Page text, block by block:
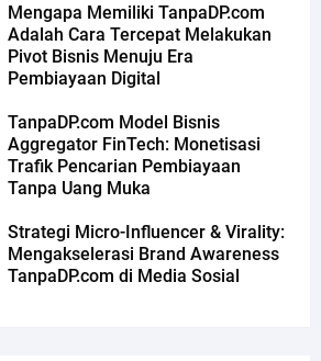
Mengapa Memiliki TanpaDP.com
Adalah Cara Tercepat Melakukan
Pivot Bisnis Menuju Era
Pembiayaan Digital
TanpaDP.com Model Bisnis
Aggregator FinTech: Monetisasi
Trafik Pencarian Pembiayaan
Tanpa Uang Muka
Strategi Micro-Influencer & Virality:
Mengakselerasi Brand Awareness
TanpaDP.com di Media Sosial